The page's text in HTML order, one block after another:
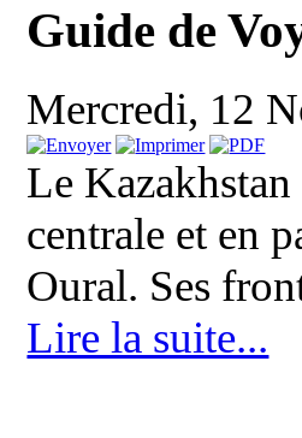
Guide de
Mercredi, 12
Le
centrale et en
Oural. Ses
Lire la suite...